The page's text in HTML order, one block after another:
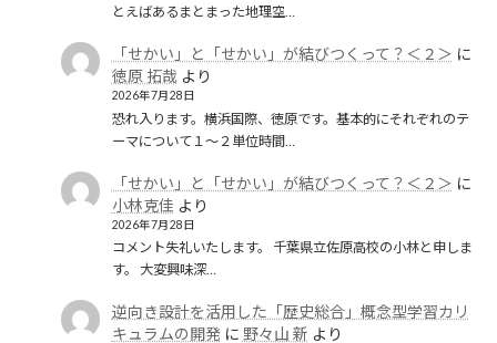
とえばあるまとまった地理空…
「せかい」と「せかい」が結びつくって？＜２＞ に
徳原 拓哉 より
2026年7月28日
恐れ入ります。横浜国際、徳原です。基本的にそれぞれのテ
ーマについて１〜２単位時間…
「せかい」と「せかい」が結びつくって？＜２＞ に
小林克佳 より
2026年7月28日
コメント失礼いたします。 千葉県立佐原高校の小林と申しま
す。 大変興味深…
逆向き設計を活用した「歴史総合」概念型学習カリ
キュラムの開発に 野々山 新 より